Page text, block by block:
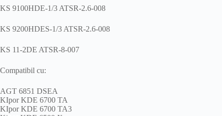
KS 9100HDE-1/3 ATSR-2.6-008
KS 9200HDES-1/3 ATSR-2.6-008
KS 11-2DE ATSR-8-007
Compatibil cu:
AGT 6851 DSEA
KIpor KDE 6700 TA
KIpor KDE 6700 TA3